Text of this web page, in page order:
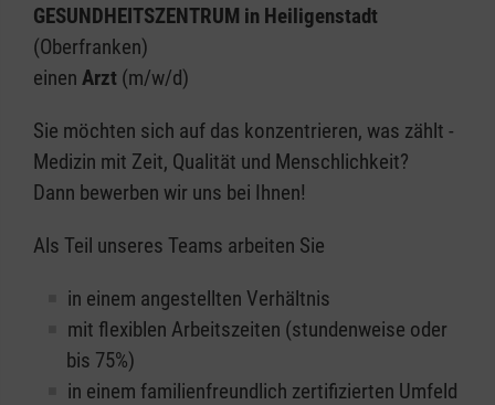
GESUNDHEITSZENTRUM in Heiligenstadt
(Oberfranken)
einen Arzt (m/w/d)
Sie möchten sich auf das konzentrieren, was zählt -
Medizin mit Zeit, Qualität und Menschlichkeit?
Dann bewerben wir uns bei Ihnen!
Als Teil unseres Teams arbeiten Sie
in einem angestellten Verhältnis
mit flexiblen Arbeitszeiten (stundenweise oder
bis 75%)
in einem familienfreundlich zertifizierten Umfeld